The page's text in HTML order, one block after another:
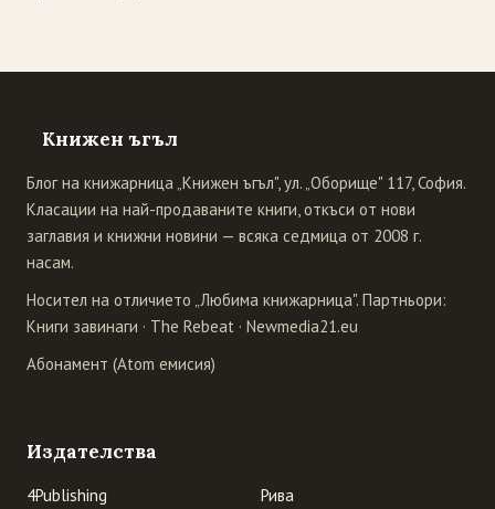
Книжен ъгъл
Блог на книжарница „Книжен ъгъл", ул. „Оборище" 117, София.
Класации на най-продаваните книги, откъси от нови
заглавия и книжни новини — всяка седмица от 2008 г.
насам.
Носител на отличието „Любима книжарница". Партньори:
Книги завинаги · The Rebeat · Newmedia21.eu
Абонамент (Atom емисия)
Издателства
4Publishing
Рива